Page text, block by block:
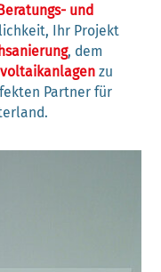
und
Ihr Projekt
, dem
zu
Partner für